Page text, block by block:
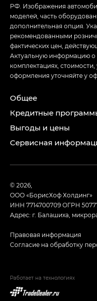
РФ. Изображения
моделей, часть
дополнительная опция.
рекомендованными
фактических цен,
Актуальную информацию о
комплектациях,
оформления уточняйте у
Общее
Кредитные
Выгоды и цены
Сервисная
© 2026,
ООО «БорисХоф Холдинг»
ИНН 7714700709ОГРН
Адрес: г. Балашиха,
Правовая информация
Согласие на обработку
Работает на технологиях